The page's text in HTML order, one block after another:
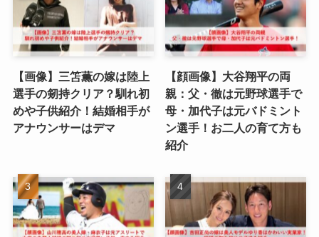
【画像】三笘薫の嫁は陸上
選手の剱持クリア？馴れ初
めや子供紹介！結婚相手が
アナウンサーはデマ
【顔画像】大谷翔平の両
親：父・徹は元野球選手で
母・加代子は元バドミント
ン選手！お二人の育て方も
紹介